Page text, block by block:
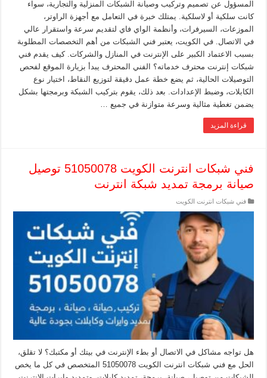
المسؤول عن تصميم وتركيب وصيانة الشبكات المنزلية والتجارية، سواء
كانت سلكية أو لاسلكية. يمتلك خبرة في التعامل مع أجهزة الراوتر،
الموزعات، السيرفرات، وأنظمة الواي فاي لتقديم سرعة واستقرار عالي
في الاتصال. في الكويت، يعتبر فني الشبكات من أهم التخصصات المطلوبة
بسبب الاعتماد الكبير على الإنترنت في المنازل والشركات. كيف يقدم فني
شبكات إنترنت محترف خدماته؟ الفني المحترف يبدأ بزيارة الموقع لفحص
التوصيلات الحالية، ثم يضع خطة عمل دقيقة لتوزيع النقاط، اختيار نوع
الكابلات، وضبط الإعدادات. بعد ذلك، يقوم بتركيب الشبكة وبرمجتها بشكل
يضمن تغطية مثالية وسرعة متوازنة في جميع …
قراءة المزيد
فني شبكات انترنت الكويت 51050078 توصيل
صيانة برمجة تمديد شبكة انترنت
فني شبكات انترنت الكويت
هل تواجه مشاكل في الاتصال أو بطء الإنترنت في بيتك أو مكتبك؟ لا تقلق،
الحل مع فني شبكات انترنت الكويت 51050078 المتخصص في كل ما يخص